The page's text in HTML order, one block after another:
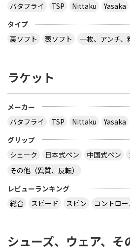
バタフライ
TSP Nittaku Yasaka
タイプ
裏ソフト
表ソフト 一枚、アンチ、
ラケット
メーカー
バタフライ
TSP Nittaku
Yasaka
グリップ
シェーク
日本式ペン 中国式ペン
その他（異質、反転）
レビューランキング
総合
スピード スピン コントロ
シューズ、ウェア、そ